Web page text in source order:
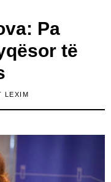
Pa
të
LEXIM